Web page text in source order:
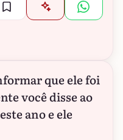
que ele foi
você disse ao
ano e ele